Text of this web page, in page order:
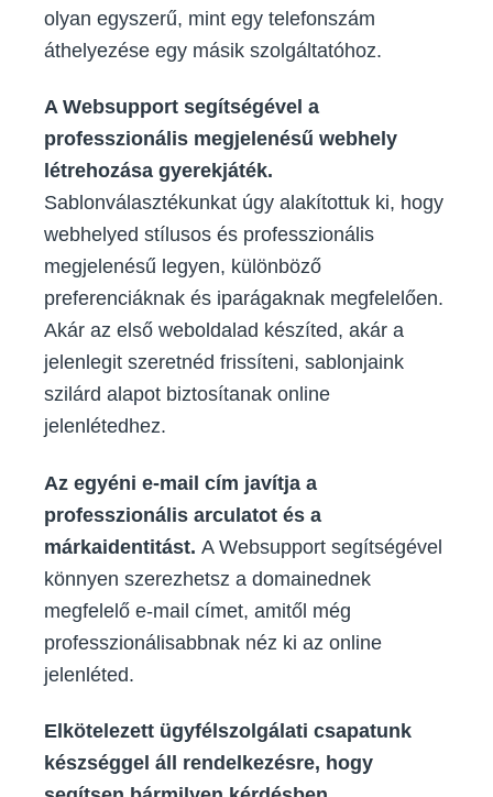
olyan egyszerű, mint egy telefonszám
áthelyezése egy másik szolgáltatóhoz.
A Websupport segítségével a
professzionális megjelenésű webhely
létrehozása gyerekjáték.
Sablonválasztékunkat úgy alakítottuk ki, hogy
webhelyed stílusos és professzionális
megjelenésű legyen, különböző
preferenciáknak és iparágaknak megfelelően.
Akár az első weboldalad készíted, akár a
jelenlegit szeretnéd frissíteni, sablonjaink
szilárd alapot biztosítanak online
jelenlétedhez.
Az egyéni e-mail cím javítja a
professzionális arculatot és a
márkaidentitást. A Websupport segítségével
könnyen szerezhetsz a domainednek
megfelelő e-mail címet, amitől még
professzionálisabbnak néz ki az online
jelenléted.
Elkötelezett ügyfélszolgálati csapatunk
készséggel áll rendelkezésre, hogy